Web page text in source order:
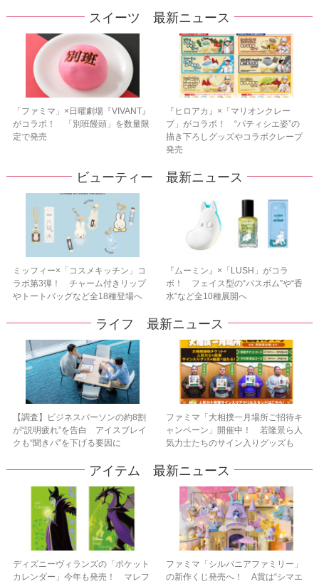
スイーツ 最新ニュース
「ファミマ」×日曜劇場『VIVANT』
がコラボ！ 「別班饅頭」を数量限
定で発売
『ヒロアカ』×「マリオンクレー
プ」がコラボ！ “パティシエ姿”の
描き下ろしグッズやコラボクレープ
発売
ビューティー 最新ニュース
ミッフィー×「コスメキッチン」コ
ラボ第3弾！ チャーム付きリップ
やトートバッグなど全18種登場へ
『ムーミン』×「LUSH」がコラ
ボ！ フェイス型の“バスボム”や“香
水”など全10種展開へ
ライフ 最新ニュース
【調査】ビジネスパーソンの約8割
が“説明疲れ”を告白 アイスブレイ
クも“聞きパ”を下げる要因に
ファミマ「大相撲一月場所ご招待キ
ャンペーン」開催中！ 若隆景ら人
気力士たちのサイン入りグッズも
アイテム 最新ニュース
ディズニーヴィランズの「ポケット
カレンダー」今年も発売！ マレフ
ファミマ「シルバニアファミリー」
の新作くじ発売へ！ A賞は“シマエ